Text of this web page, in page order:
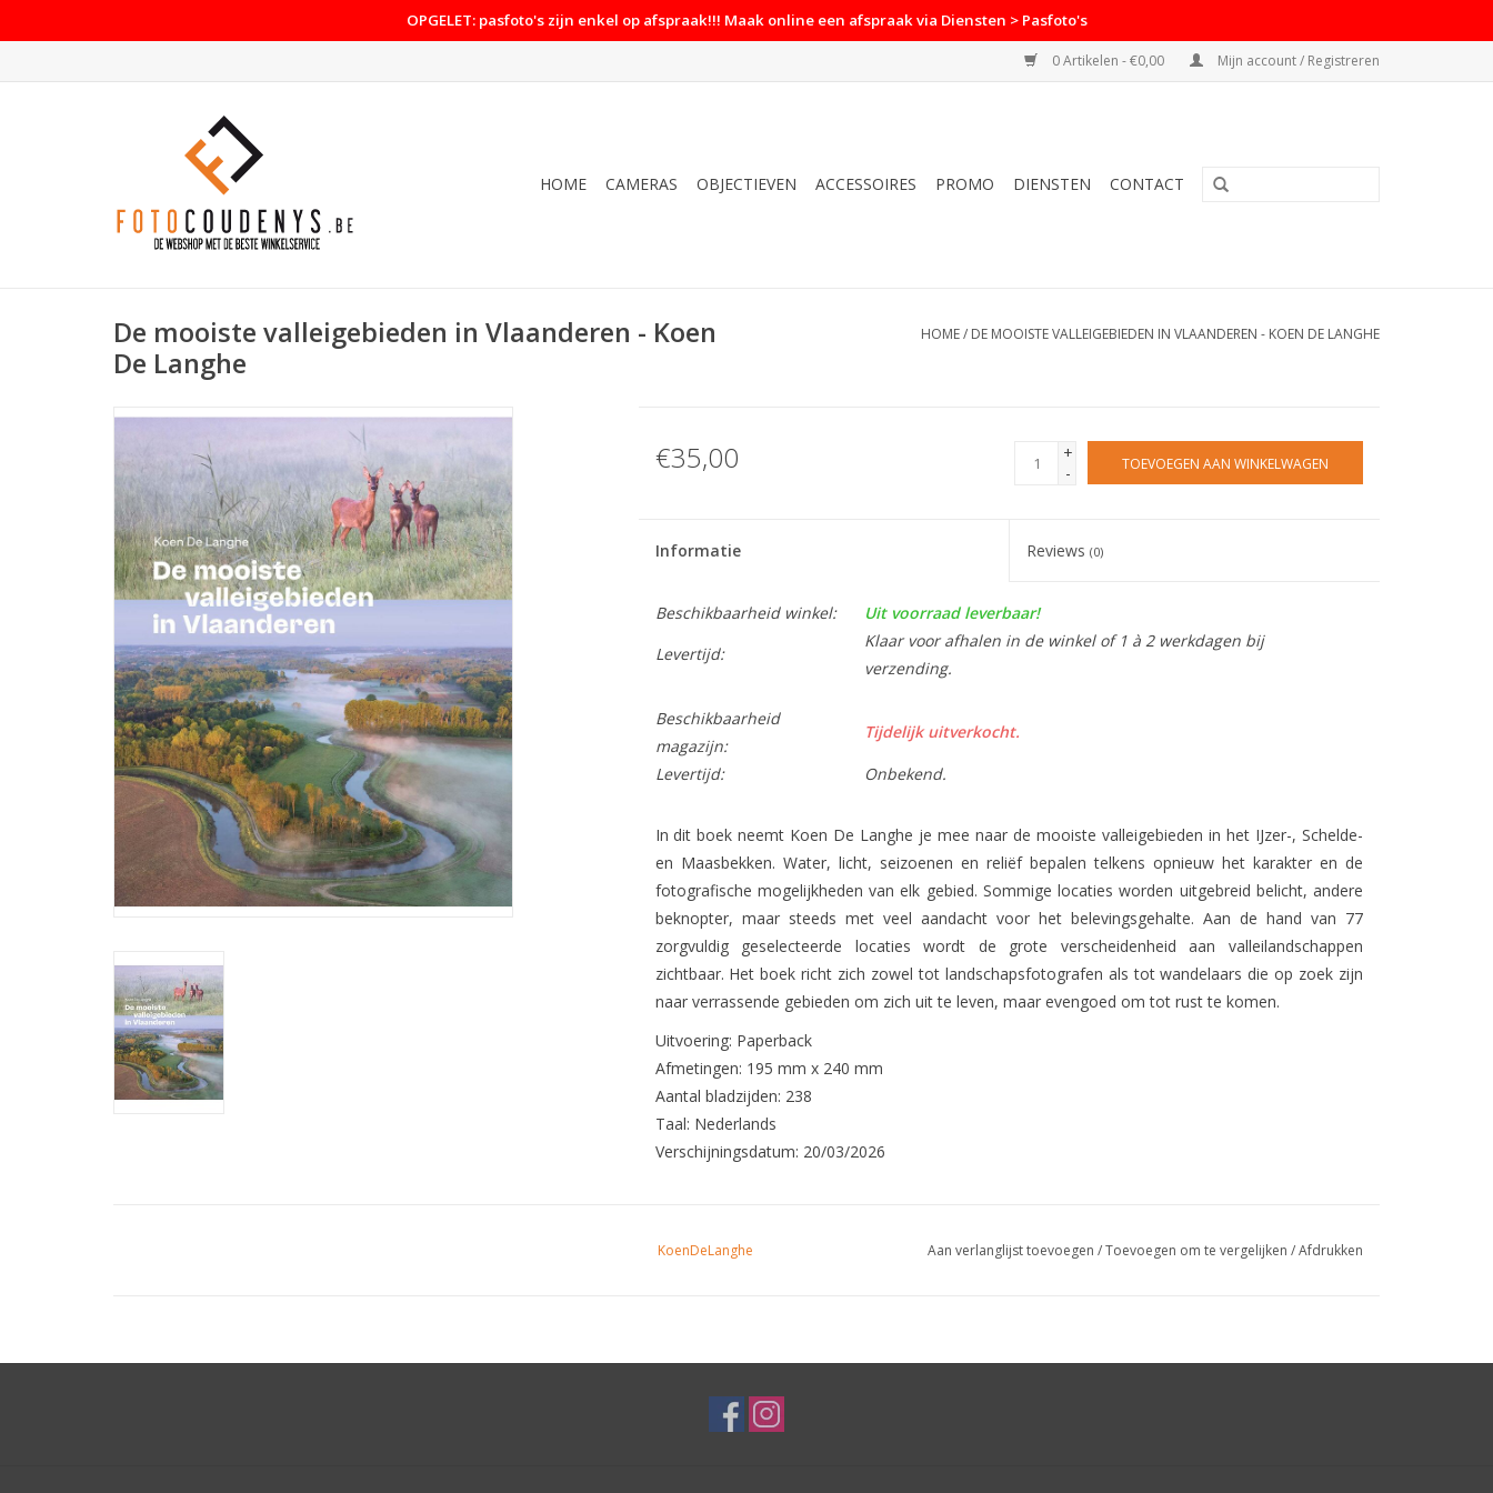
OPGELET: pasfoto's zijn enkel op afspraak!!! Maak online een afspraak via Diensten > Pasfoto's
0 Artikelen - €0,00 Mijn account / Registreren
HOME CAMERAS OBJECTIEVEN ACCESSOIRES PROMO DIENSTEN CONTACT
De mooiste valleigebieden in Vlaanderen - Koen
De Langhe
HOME/ DE MOOISTE VALLEIGEBIEDEN IN VLAANDEREN - KOEN DE LANGHE
€35,00
+
-
TOEVOEGEN AAN WINKELWAGEN
Informatie Reviews(0)
Beschikbaarheid winkel:
Uit voorraad leverbaar!
Levertijd:
Klaar voor afhalen in de winkel of 1 à 2 werkdagen bij
verzending.
Beschikbaarheid
magazijn:
Tijdelijk uitverkocht.
Levertijd:
Onbekend.
In dit boek neemt Koen De Langhe je mee naar de mooiste valleigebieden in het IJzer-, Schelde-
en Maasbekken. Water, licht, seizoenen en reliëf bepalen telkens opnieuw het karakter en de
fotografische mogelijkheden van elk gebied. Sommige locaties worden uitgebreid belicht, andere
beknopter, maar steeds met veel aandacht voor het belevingsgehalte. Aan de hand van 77
zorgvuldig geselecteerde locaties wordt de grote verscheidenheid aan valleilandschappen
zichtbaar. Het boek richt zich zowel tot landschapsfotografen als tot wandelaars die op zoek zijn
naar verrassende gebieden om zich uit te leven, maar evengoed om tot rust te komen.
Uitvoering: Paperback
Afmetingen: 195 mm x 240 mm
Aantal bladzijden: 238
Taal: Nederlands
Verschijningsdatum: 20/03/2026
KoenDeLanghe Aan verlanglijst toevoegen /Toevoegen om te vergelijken /Afdrukken